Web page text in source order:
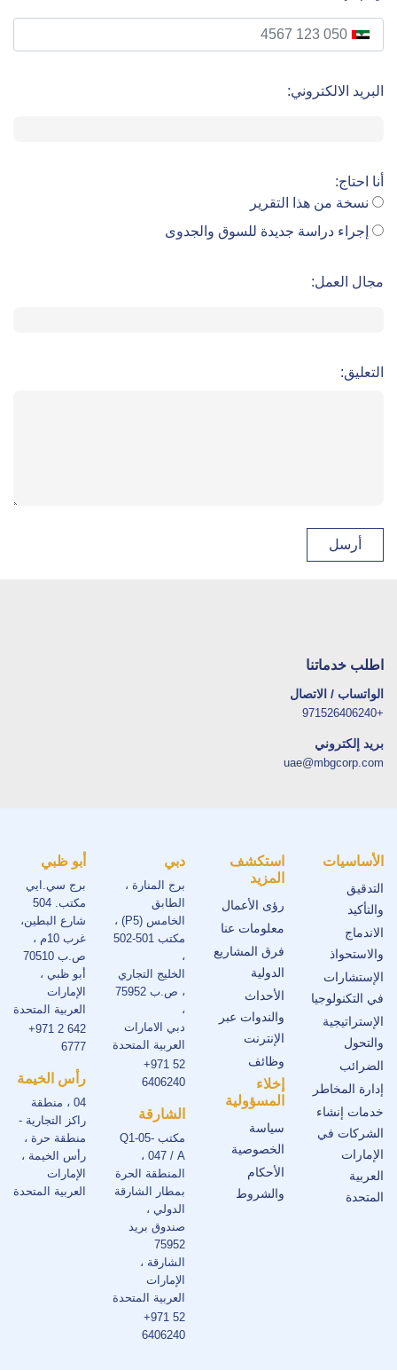
البريد الالكتروني:
أنا احتاج:
نسخة من هذا التقرير
إجراء دراسة جديدة للسوق والجدوى
مجال العمل:
التعليق:
اطلب خدماتنا
الواتساب / الاتصال
+971526406240
بريد إلكتروني
uae@mbgcorp.com
الأساسيات
التدقيق
والتأكيد
الاندماج
والاستحواذ
الإستشارات
في التكنولوجيا
الإستراتيجية
والتحول
الضرائب
إدارة المخاطر
خدمات إنشاء
الشركات في
الإمارات
العربية
المتحدة
استكشف
المزيد
رؤى الأعمال
معلومات عنا
فرق المشاريع
الدولية
الأحداث
والندوات عبر
الإنترنت
وظائف
إخلاء
المسؤولية
سياسة
الخصوصية
الأحكام
والشروط
دبي
برج المنارة ،
الطابق
الخامس (P5) ،
مكتب 501-502
،
الخليج التجاري
، ص.ب 75952
،
دبي الامارات
العربية المتحدة
+971 52
6406240
الشارقة
مكتب Q1-05-
047 / A ،
المنطقة الحرة
بمطار الشارقة
الدولي ،
صندوق بريد
75952
الشارقة ،
الإمارات
العربية المتحدة
+971 52
6406240
أبو ظبي
برج سي.ايي
مكتب. 504
شارع البطين،
غرب 10م ،
ص.ب 70510
أبو ظبي ،
الإمارات
العربية المتحدة
+971 2 642
6777
رأس الخيمة
04 ، منطقة
راكز التجارية -
منطقة حرة ،
رأس الخيمة ،
الإمارات
العربية المتحدة